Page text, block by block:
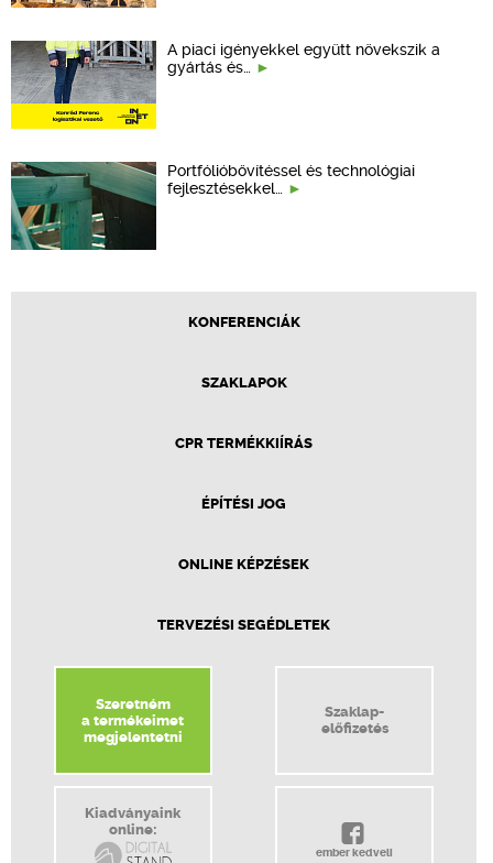
A piaci igényekkel együtt növekszik a
gyártás és…
Portfólióbővítéssel és technológiai
fejlesztésekkel…
KONFERENCIÁK
SZAKLAPOK
CPR TERMÉKKIÍRÁS
ÉPÍTÉSI JOG
ONLINE KÉPZÉSEK
TERVEZÉSI SEGÉDLETEK
Szeretném
a termékeimet
megjelentetni
Szaklap-
előfizetés
Kiadványaink
online:
ember kedveli